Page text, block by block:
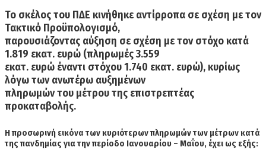
Το σκέλος του ΠΔΕ κινήθηκε αντίρροπα σε σχέση με τον
Τακτικό Προϋπολογισμό,
παρουσιάζοντας αύξηση σε σχέση με τον στόχο κατά
1.819 εκατ. ευρώ (πληρωμές 3.559
εκατ. ευρώ έναντι στόχου 1.740 εκατ. ευρώ), κυρίως
λόγω των ανωτέρω αυξημένων
πληρωμών του μέτρου της επιστρεπτέας
προκαταβολής.
Η προσωρινή εικόνα των κυριότερων πληρωμών των μέτρων κατά
της πανδημίας για τηνπερίοδο Ιανουαρίου – Μαΐου, έχει ως εξής: